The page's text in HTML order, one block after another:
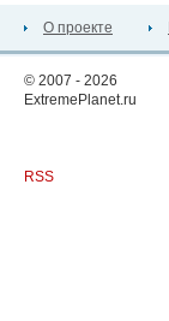
О проекте
© 2007 - 2026
ExtremePlanet.ru
RSS